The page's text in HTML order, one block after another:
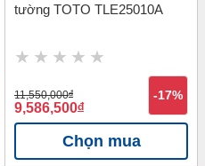
tường TOTO TLE25010A
11,550,000đ
9,586,500đ
-17%
Chọn mua